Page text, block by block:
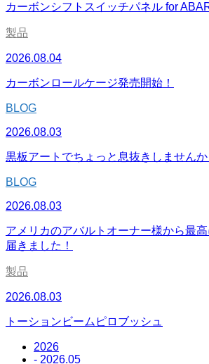
カーボンシフトスイッチパネル for
製品
2026.08.04
カーボンロールケージ発売開始！
BLOG
2026.08.03
黒板アートでちょっと息抜きしませんか
BLOG
2026.08.03
アメリカのアバルトオーナー様から最
届きました！
製品
2026.08.03
トーションビームピロブッシュ
2026
- 2026.05